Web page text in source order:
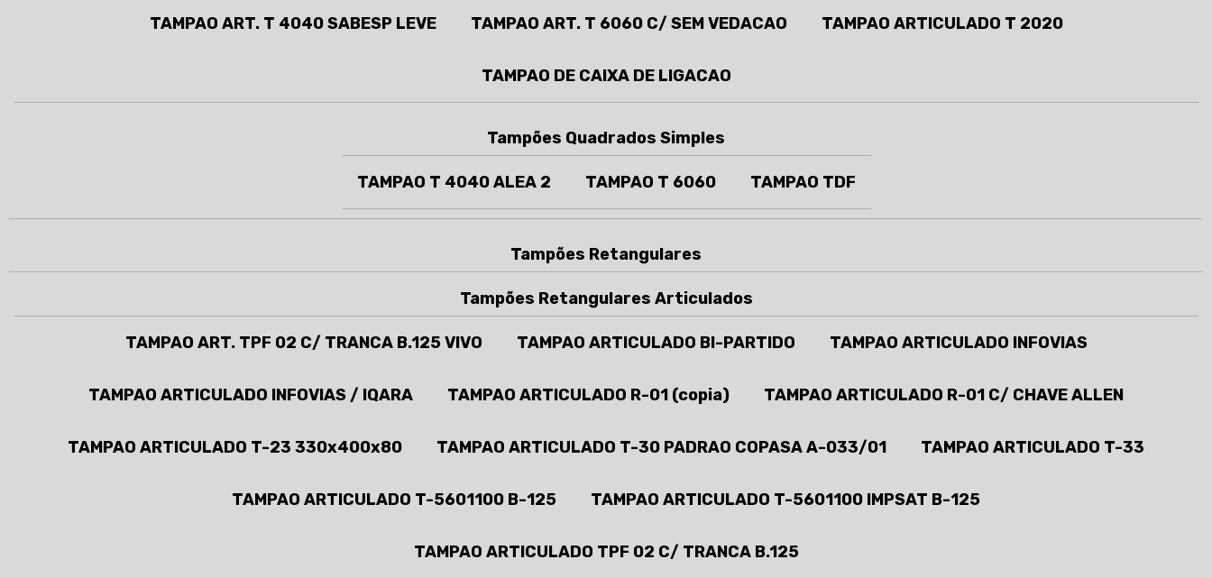
TAMPAO ART. T 4040 SABESP LEVE TAMPAO ART. T 6060 C/ SEM VEDACAO TAMPAO ARTICULADO T 2020
TAMPAO DE CAIXA DE LIGACAO
Tampões Quadrados Simples
TAMPAO T 4040 ALEA 2 TAMPAO T 6060 TAMPAO TDF
Tampões Retangulares
Tampões Retangulares Articulados
TAMPAO ART. TPF 02 C/ TRANCA B.125 VIVO TAMPAO ARTICULADO BI-PARTIDO TAMPAO ARTICULADO INFOVIAS
TAMPAO ARTICULADO INFOVIAS / IQARA TAMPAO ARTICULADO R-01 (copia) TAMPAO ARTICULADO R-01 C/ CHAVE ALLEN
TAMPAO ARTICULADO T-23 330x400x80 TAMPAO ARTICULADO T-30 PADRAO COPASA A-033/01 TAMPAO ARTICULADO T-33
TAMPAO ARTICULADO T-5601100 B-125 TAMPAO ARTICULADO T-5601100 IMPSAT B-125
TAMPAO ARTICULADO TPF 02 C/ TRANCA B.125